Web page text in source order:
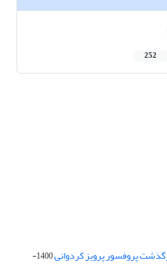
252
پروفسور پرویز کردوانی
1400-